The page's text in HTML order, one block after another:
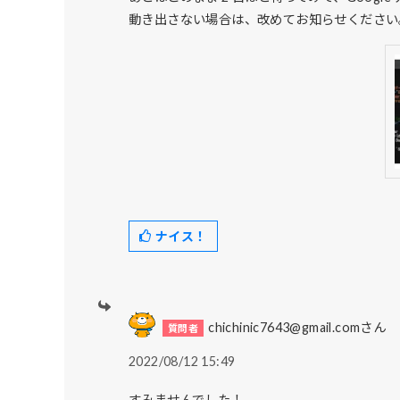
動き出さない場合は、改めてお知らせくださ
ナイス！
chichinic7643@gmail.comさん
2022/08/12 15:49